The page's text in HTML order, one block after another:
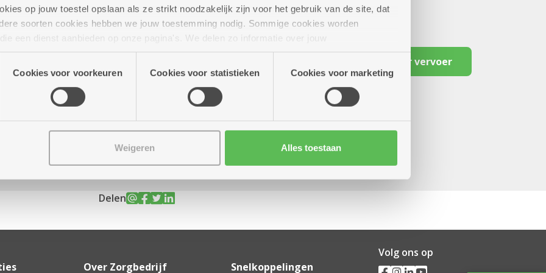
op jouw toestel opslaan als ze strikt noodzakelijk zijn voor het gebruik van de site, dat
soorten cookies hebben we jouw toestemming nodig. Sommige cookies worden
een dienst aanbieden op onze pagina's. We delen zo informatie over jouw
onze site voor social media, advertenties en analyse. Deze partners kunnen deze gegevens
die je aan hen verstrekte.
Cookies voor voorkeuren Cookies voor statistieken Cookies voor marketing
Weigeren Alles toestaan
19.30 uur tot 23.59
uur
Reserveer vervoer
Delen
Over Zorgbedrijf Snelkoppelingen
Volg ons op